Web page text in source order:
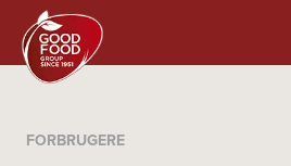
FORBRUGERE